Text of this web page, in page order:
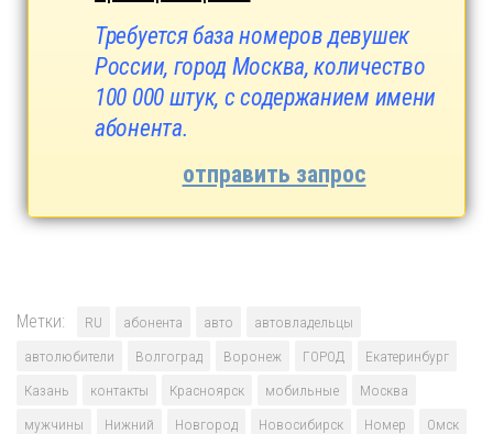
Требуется база номеров девушек
России, город Москва, количество
100 000 штук, с содержанием имени
абонента.
отправить запрос
Метки: RU абонента авто
автовладельцы
автолюбители
Волгоград Воронеж ГОРОД
Екатеринбург
Казань
контакты Красноярск мобильные
Москва
мужчины
Нижний Новгород Новосибирск Номер
Омск